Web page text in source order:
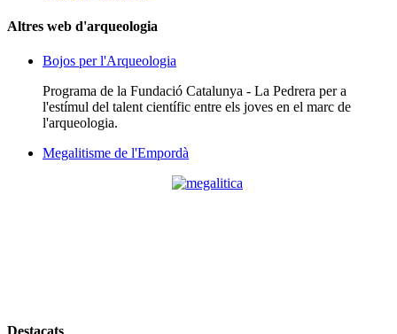
Altres web d'arqueologia
Bojos per l'Arqueologia
Programa de la Fundació Catalunya - La Pedrera per a
l'estímul del talent científic entre els joves en el marc de
l'arqueologia.
Megalitisme de l'Empordà
Destacats